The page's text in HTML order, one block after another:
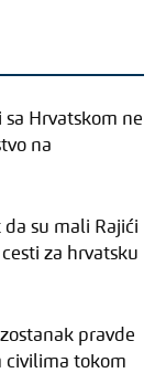
sa Hrvatskom ne
na
su mali Rajići
za hrvatsku
pravde
civilima tokom